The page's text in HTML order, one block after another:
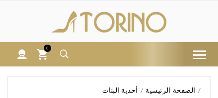
0
الصفحة الرئيسية أحذية البنات